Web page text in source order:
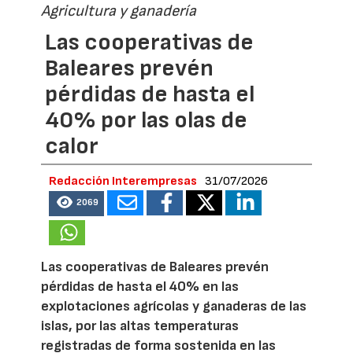
Agricultura y ganadería
Las cooperativas de
Baleares prevén
pérdidas de hasta el
40% por las olas de
calor
Redacción Interempresas 31/07/2026
2069
Las cooperativas de Baleares prevén
pérdidas de hasta el 40% en las
explotaciones agrícolas y ganaderas de las
islas, por las altas temperaturas
registradas de forma sostenida en las